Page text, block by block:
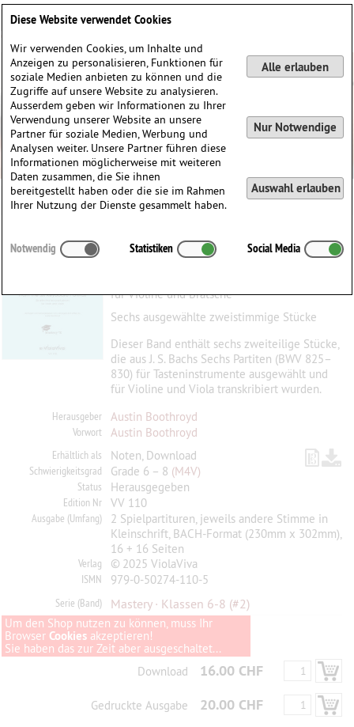
Aus den Sechs Klavierpartiten
für Violine und Bratsche
Sechs ausgewählte zweistimmige Stücke
Dieser Band enthält sechs zweiteilige Stücke,
die aus J. S. Bachs Sechs Partiten (BWV 825–
830) für ­Tasteninstrumente ausgewählt und
für Violine und Viola transkribiert wurden.
Herausgeber Austin Boothroyd
Vorwort Austin Boothroyd
Erhältlich als Noten, Download
Schwierigkeitsgrad Grade 6 – 8 (M4V)
Status Herausgegeben
Edition Nr VV 110
Ausgabe (Umfang)
2 Spielpartituren, jeweils andere Stimme in
Kleinschrift, BACH-Format (230mm x 302mm),
16 + 16 Seiten
Verlag © 2025 ViolaViva
ISMN 979-0-50274-110-5
Serie (Band) Mastery · Klassen 6-8 (#2)
Um den Shop nutzen zu können, muss Ihr
Browser Cookies akzeptieren!
Sie haben das zur Zeit aber ausgeschaltet...
Download
16.00 CHF
Gedruckte Ausgabe 20.00 CHF
Diese Website verwendet Cookies
Wir verwenden Cookies, um Inhalte und
Anzeigen zu personalisieren, Funktionen für
soziale Medien anbieten zu können und die
Zugriffe auf unsere Website zu analysieren.
Ausserdem geben wir Informationen zu Ihrer
Verwendung unserer Website an unsere
Partner für soziale Medien, Werbung und
Analysen weiter. Unsere Partner führen diese
Informationen möglicherweise mit weiteren
Daten zusammen, die Sie ihnen
bereitgestellt haben oder die sie im Rahmen
Ihrer Nutzung der Dienste gesammelt haben.
Alle erlauben
Nur Notwendige
Auswahl erlauben
Notwendig Statistiken Social Media